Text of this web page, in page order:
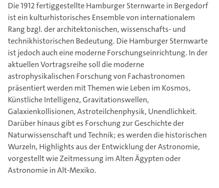
Die 1912 fertiggestellte Hamburger Sternwarte in Bergedorf
ist ein kulturhistorisches Ensemble von internationalem
Rang bzgl. der architektonischen, wissenschafts- und
technikhistorischen Bedeutung. Die Hamburger Sternwarte
ist jedoch auch eine moderne Forschungseinrichtung. In der
aktuellen Vortragsreihe soll die moderne
astrophysikalischen Forschung von Fachastronomen
präsentiert werden mit Themen wie Leben im Kosmos,
Künstliche Intelligenz, Gravitationswellen,
Galaxienkollisionen, Astroteilchenphysik, Unendlichkeit.
Darüber hinaus gibt es Forschung zur Geschichte der
Naturwissenschaft und Technik; es werden die historischen
Wurzeln, Highlights aus der Entwicklung der Astronomie,
vorgestellt wie Zeitmessung im Alten Ägypten oder
Astronomie in Alt-Mexiko.